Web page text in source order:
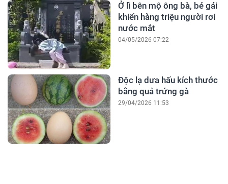
Ở lì bên mộ ông bà, bé gái
khiến hàng triệu người rơi
nước mắt
04/05/2026 07:22
Độc lạ dưa hấu kích thước
bằng quả trứng gà
29/04/2026 11:53